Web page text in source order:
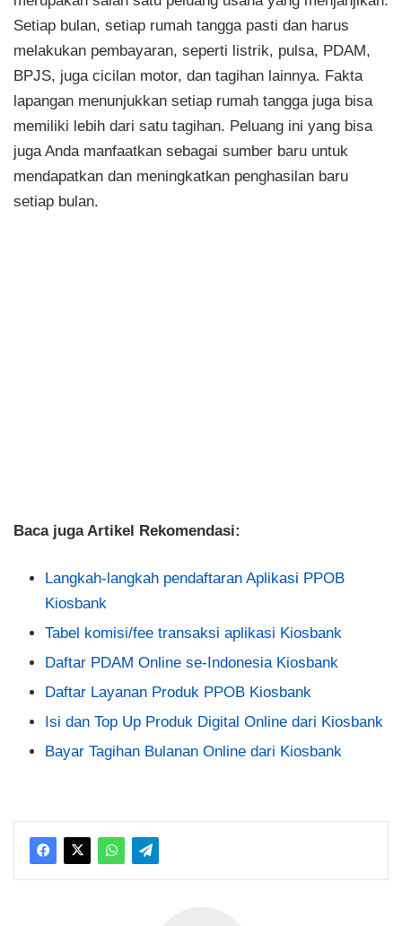
Setiap bulan, setiap rumah tangga pasti dan harus
melakukan pembayaran, seperti listrik, pulsa, PDAM,
BPJS, juga cicilan motor, dan tagihan lainnya. Fakta
lapangan menunjukkan setiap rumah tangga juga bisa
memiliki lebih dari satu tagihan. Peluang ini yang bisa
juga Anda manfaatkan sebagai sumber baru untuk
mendapatkan dan meningkatkan penghasilan baru
setiap bulan.
Baca juga Artikel Rekomendasi:
Langkah-langkah pendaftaran Aplikasi PPOB
Kiosbank
Tabel komisi/fee transaksi aplikasi Kiosbank
Daftar PDAM Online se-Indonesia Kiosbank
Daftar Layanan Produk PPOB Kiosbank
Isi dan Top Up Produk Digital Online dari Kiosbank
Bayar Tagihan Bulanan Online dari Kiosbank